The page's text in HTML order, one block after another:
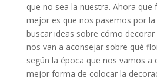
que no sea la nuestra. Ahora que
mejor es que nos pasemos por
buscar ideas sobre cómo
nos van a aconsejar sobre qué
según la época que nos vamos a
mejor forma de colocar la